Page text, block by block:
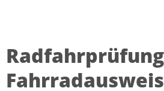
Fahrradausweis